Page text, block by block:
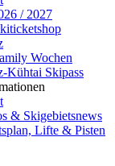
/ 2027
Wochen
Kühtai Skipass
& Skigebietsnews
Lifte & Pisten